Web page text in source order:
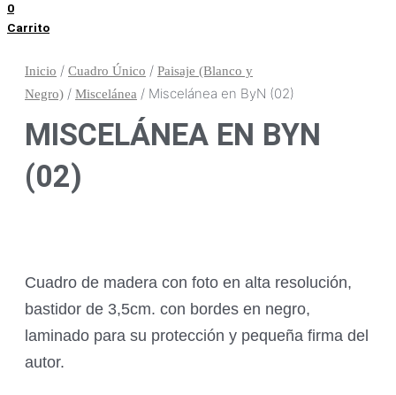
0
Carrito
Inicio / Cuadro Único / Paisaje (Blanco y
Negro) / Miscelánea / Miscelánea en ByN (02)
MISCELÁNEA EN BYN
(02)
Cuadro de madera con foto en alta resolución,
bastidor de 3,5cm. con bordes en negro,
laminado para su protección y pequeña firma del
autor.